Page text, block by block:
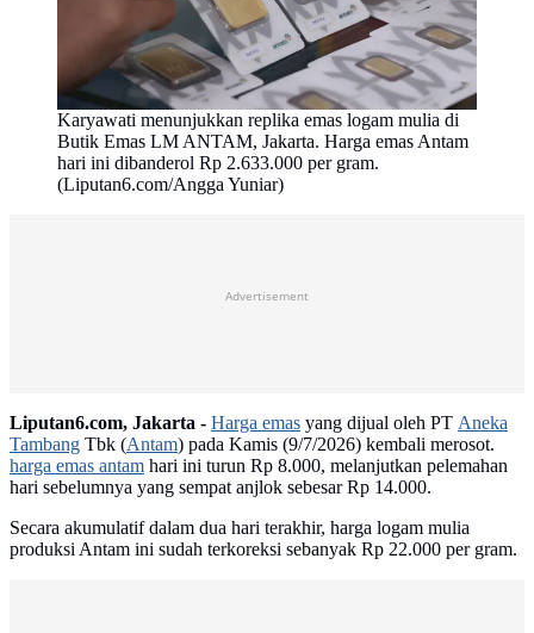
Karyawati menunjukkan replika emas logam mulia di
Butik Emas LM ANTAM, Jakarta. Harga emas Antam
hari ini dibanderol Rp 2.633.000 per gram.
(Liputan6.com/Angga Yuniar)
Advertisement
Liputan6.com, Jakarta - Harga emas yang dijual oleh PT Aneka
Tambang Tbk (Antam) pada Kamis (9/7/2026) kembali merosot.
harga emas antam hari ini turun Rp 8.000, melanjutkan pelemahan
hari sebelumnya yang sempat anjlok sebesar Rp 14.000.
Secara akumulatif dalam dua hari terakhir, harga logam mulia
produksi Antam ini sudah terkoreksi sebanyak Rp 22.000 per gram.